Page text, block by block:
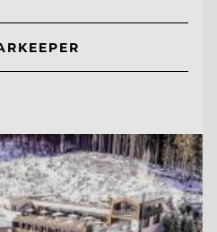
RANG / BARKEEPER